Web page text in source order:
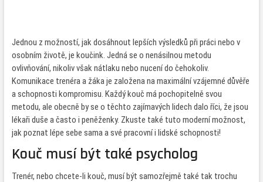
Jednou z možností, jak dosáhnout lepších výsledků při práci nebo v
osobním životě, je koučink. Jedná se o nenásilnou metodu
ovlivňování, nikoliv však nátlaku nebo nucení do čehokoliv.
Komunikace trenéra a žáka je založena na maximální vzájemné důvěře
a schopnosti kompromisu. Každý kouč má pochopitelně svou
metodu, ale obecně by se o těchto zajímavých lidech dalo říci, že jsou
lékaři duše a často i peněženky. Zkuste také tuto moderní možnost,
jak poznat lépe sebe sama a své pracovní i lidské schopnosti!
Kouč musí být také psycholog
Trenér, nebo chcete-li kouč, musí být samozřejmě také tak trochu